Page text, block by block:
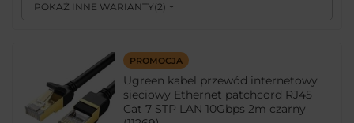
POKAŻ INNE WARIANTY(2)
PROMOCJA
Ugreen kabel przewód internetowy
sieciowy Ethernet patchcord RJ45
Cat 7 STP LAN 10Gbps 2m czarny